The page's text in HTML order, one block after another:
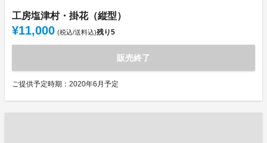
工房塩津村・掛花（縦型）
¥11,000 (税込/送料込)残り5
販売終了
ご提供予定時期：2020年6月予定